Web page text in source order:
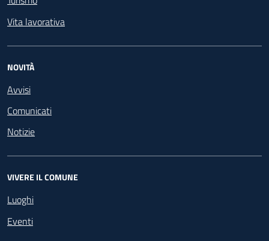
Vita lavorativa
NOVITÀ
Avvisi
Comunicati
Notizie
VIVERE IL COMUNE
Luoghi
Eventi